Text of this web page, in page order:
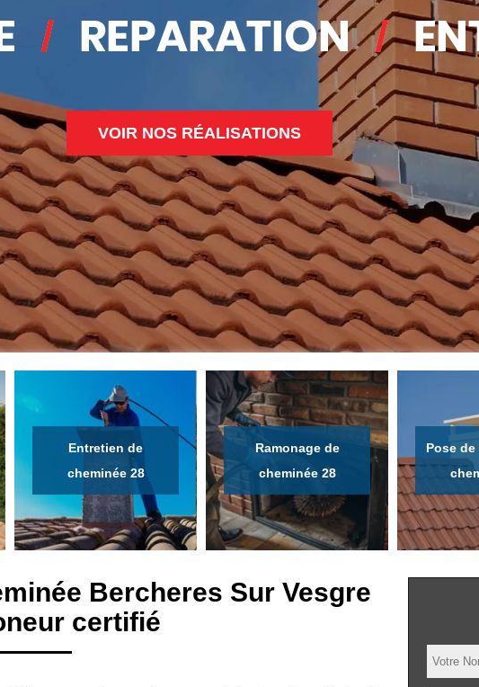
VOIR NOS RÉALISATIONS
Entretien de
cheminée 28
Ramonage de
cheminée 28
Pose
Bercheres Sur Vesgre
certifié